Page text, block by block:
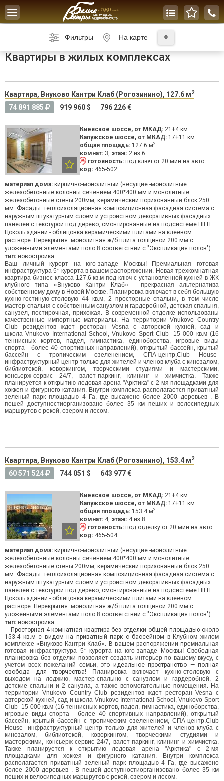
Toggle
navigation
Фильтры На карте
Квартиры в жилых комплексах
Квартира, Внуково Кантри Клаб (Рогозинино), 127.6 м2
74 891 885 919 960 $ 796 226 €
Киевское шоссе, от МКАД: 21+4 км
Калужское шоссе, от МКАД: 17+11 км
общая площадь: 127.6 м2
комнат: 3, этаж: 2 из 6
готовность: под ключ от 20 мин на авто
код: 465-502
материал дома: кирпично-монолитный (несущие -монолитные
железобетонные колонны сечением 400*400 мм и монолитные
железобетонные стены 200мм, керамический поризованный блок 250
мм. Фасады: теплоизоляционная композиционная фасадная система с
наружным штукатурным слоем и устройством декоративных фасадных
панелей с текстурой под дерево, смонтированные на подсистеме HILTI.
Цоколь зданий - облицовка керамическими плитами на клеевом
растворе. Перекрытия: монолитная ж/б плита толщиной 200 мм с
уложенными элементами поло 8 соответствии с "Экспликация полов")
тип: новостройка
Ваш личный курорт на юго-западе Москвы! Премиальная готовая
инфраструктура 5* курорта в вашем распоряжении. Новая трехкомнатная
квартира бизнес-класса 127,6 кв.м под ключ с установленной кухней в ЖК
клубного типа «Внуково Кантри Клаб» - прекрасная альтернатива
собственному дому в Новой Москве. Планировка включает в себя большую
кухню-гостиную-столовую 44 кв.м, 2 просторные спальни, в том числе
мастер-спальня с собственным санузлом и гардеробной, детская спальня,
санузел, постирочная, прихожая. В современной отделке использованы
качественные импортные материалы. На территории Vnukovo Country
Club резидентов ждет ресторан Vesna с авторской кухней, сад и
школа Vnukovo International School, Vnukovo Sport Club -15 000 кв.м (16
теннисных кортов, падел, гимнастика, единоборства, игровые виды
спорта - более 40 спортивных направлений), открытый бассейн, крытый
бассейн с тропическим озеленением, СПА-центр,Club House-
инфраструктурный центр только для жителей и членов клуба с кинозалом,
библиотекой, коворкингом, творческими студиями и мастерскими,
консьерж-сервис 24/7, валет-паркинг, клининг и химчистка. Также
планируется к открытию ледовая арена "Арктика" с 2-мя площадками для
хоккея и фигурного катания. Внутри комплекса располагается приватный
зеленый парк площадью 4 Га, где высажено более 2000 деревьев . В
пешей доступностиорганизовано более 35 км пеших и велосипедных
маршрутов с рекой, озером и лесом.
Квартира, Внуково Кантри Клаб (Рогозинино), 153.4 м2
60 571 524 744 051 $ 643 977 €
Киевское шоссе, от МКАД: 21+4 км
Калужское шоссе, от МКАД: 17+11 км
общая площадь: 153.4 м2
комнат: 4, этаж: 4 из 8
готовность: под отделку от 20 мин на авто
код: 465-504
материал дома: кирпично-монолитный (несущие -монолитные
железобетонные колонны сечением 400*400 мм и монолитные
железобетонные стены 200мм, керамический поризованный блок 250
мм. Фасады: теплоизоляционная композиционная фасадная система с
наружным штукатурным слоем и устройством декоративных фасадных
панелей с текстурой под дерево, смонтированные на подсистеме HILTI.
Цоколь зданий - облицовка керамическими плитами на клеевом
растворе. Перекрытия: монолитная ж/б плита толщиной 200 мм с
уложенными элементами поло 8 соответствии с "Экспликация полов")
тип: новостройка
Просторная 4-комнатная квартира без отделки общей площадью около
153.4 кв.м с видом на приватный парк с бассейном в Клубном жилом
комплексе «Внуково Кантри Клаб». В вашем распоряжении премиальная
готовая инфраструктура 5* курорта на юго-западе Москвы! Свободная
планировка без отделки позволяет создать интерьер по вашему вкусу, с
учетом всех пожеланий семьи, это идеальное пространство — полная
свобода для творчества!
Планировка включает кухню-столовую с
выходом на лоджию, мастер-спальню с санузлом и гардеробной, 2
детские спальни и 2 санузла, а также вспомогательные помещения. На
территории Vnukovo Country Club резидентов ждет ресторан Vesna с
авторской кухней, сад и школа Vnukovo International School, Vnukovo Sport
Club -15 000 кв.м (16 теннисных кортов, падел, гимнастика, единоборства,
игровые виды спорта - более 40 спортивных направлений), открытый
бассейн, крытый бассейн с тропическим озеленением, СПА-центр,Club
House- инфраструктурный центр только для жителей и членов клуба с
кинозалом, библиотекой, коворкингом, творческими студиями и
мастерскими, консьерж-сервис 24/7, валет-паркинг, клининг и химчистка.
Также планируется к открытию ледовая арена "Арктика" с 2-мя
площадками для хоккея и фигурного катания. Внутри комплекса
располагается приватный зеленый парк площадью 4 Га, где высажено
более 2000 деревьев . В пешей доступностиорганизовано более 35 км
пеших и велосипедных маршрутов с рекой, озером и лесом.